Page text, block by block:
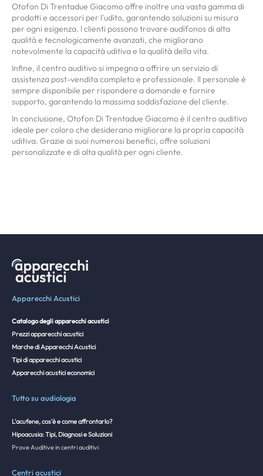
Otofon Di Trentadue Giacomo offre inoltre una vasta gamma di
prodotti e accessori per l'udito, garantendo soluzioni su misura
per ogni esigenza. I clienti possono trovare audífonos di alta
qualità e tecnologicamente avanzati, che migliorano
notevolmente la capacità uditiva e la qualità della vita.
Infine, il centro auditivo si impegna a offrire un servizio di
assistenza post-vendita completo e professionale. Il personale è
sempre disponibile per rispondere a domande e fornire
supporto, garantendo la massima soddisfazione del cliente.
In conclusione, Otofon Di Trentadue Giacomo è il centro auditivo
ideale per coloro che desiderano migliorare la propria capacità
uditiva. Grazie ai suoi numerosi benefici, offre soluzioni
personalizzate e di alta qualità per ogni cliente.
Apparecchi Acustici
Catalogo degli apparecchi acustici
Prezzi apparecchi acustici
Marche di Apparecchi Acustici
Tipi di apparecchi acustici
Apparecchi acustici economici
Tutto su audiologia
L'acufene, cos'è e come affrontarlo?
Hipoacusia: Tipi, Diagnosi e Soluzioni
Prove Auditive in centri auditivi
Centri acustici